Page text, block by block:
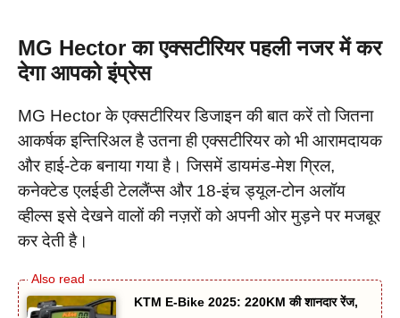
MG Hector का एक्सटीरियर पहली नजर में कर
देगा आपको इंप्रेस
MG Hector के एक्सटीरियर डिजाइन की बात करें तो जितना
आकर्षक इन्तिरिअल है उतना ही एक्सटीरियर को भी आरामदायक
और हाई-टेक बनाया गया है। जिसमें डायमंड-मेश ग्रिल,
कनेक्टेड एलईडी टेललैंप्स और 18-इंच ड्यूल-टोन अलॉय
व्हील्स इसे देखने वालों की नज़रों को अपनी ओर मुड़ने पर मजबूर
कर देती है।
KTM E-Bike 2025: 220KM की शानदार रेंज,